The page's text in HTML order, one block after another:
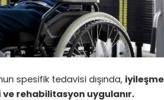
spesifik tedavisi dışında, iyileşme
rehabilitasyon uygulanır.